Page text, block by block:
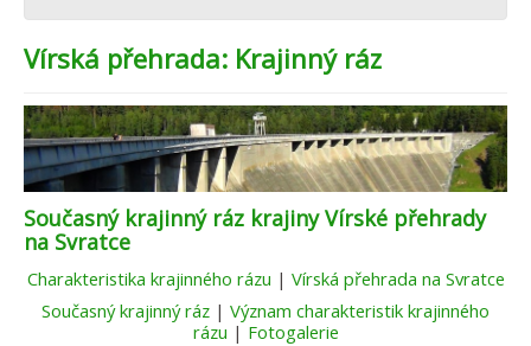
Vírská přehrada: Krajinný ráz
Současný krajinný ráz krajiny Vírské přehrady
na Svratce
Charakteristika krajinného rázu | Vírská přehrada na Svratce
Současný krajinný ráz | Význam charakteristik krajinného
rázu | Fotogalerie